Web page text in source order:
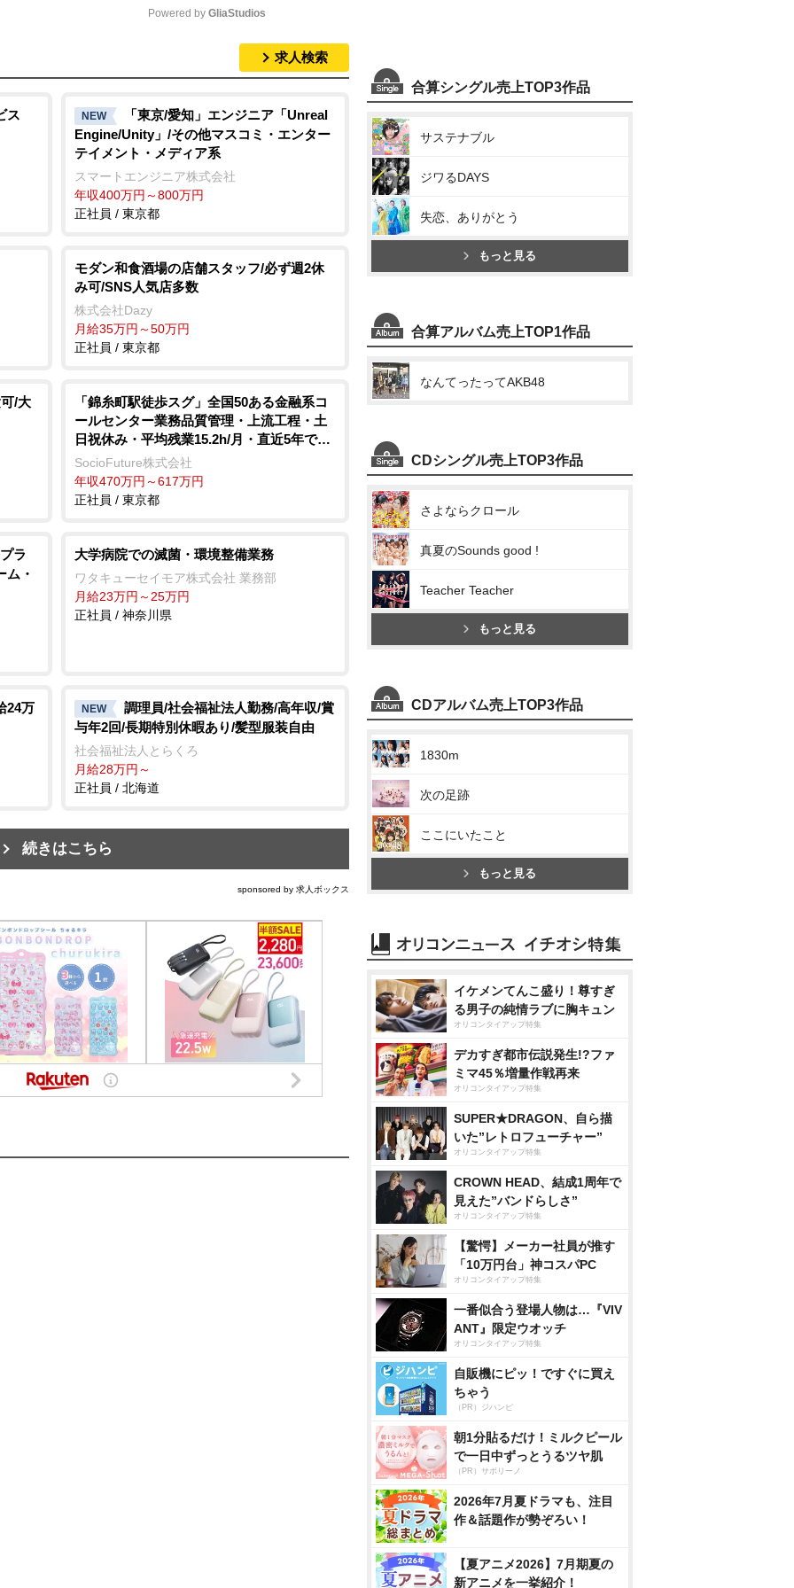
t
e
Powered by GliaStudios
求人検索
ス NEW
「東京/愛知」エンジニア「Unreal
Engine/Unity」/その他マスコミ・エンター
テイメント・メディア系
スマートエンジニア株式会社
年収400万円～800万円
正社員 / 東京都
モダン和食酒場の店舗スタッフ/必ず週2休
み可/SNS人気店多数
株式会社Dazy
月給35万円～50万円
正社員 / 東京都
/大
「錦糸町駅徒歩スグ」全国50ある金融系コ
ールセンター業務品質管理・上流工程・土
日祝休み・平均残業15.2h/月・直近5年で売
上約81億増/インターネット/Webサービス・
ASP
SocioFuture株式会社
年収470万円～617万円
正社員 / 東京都
ラ
ム・
大学病院での滅菌・環境整備業務
ワタキューセイモア株式会社 業務部
月給23万円～25万円
正社員 / 神奈川県
24万 NEW
調理員/社会福祉法人勤務/高年収/賞
与年2回/長期特別休暇あり/髪型服装自由
社会福祉法人とらくろ
月給28万円～
正社員 / 北海道
続きはこちら
sponsored by 求人ボックス
合算シングル売上TOP3作品
サステナブル
ジワるDAYS
失恋、ありがとう
もっと見る
合算アルバム売上TOP1作品
なんてったってAKB48
CDシングル売上TOP3作品
さよならクロール
真夏のSounds good !
Teacher Teacher
もっと見る
CDアルバム売上TOP3作品
1830m
次の足跡
ここにいたこと
もっと見る
イケメンてんこ盛り！尊すぎ
る男子の純情ラブに胸キュン
オリコンタイアップ特集
デカすぎ都市伝説発生!?ファ
ミマ45％増量作戦再来
オリコンタイアップ特集
SUPER★DRAGON、自ら描
いた”レトロフューチャー”
オリコンタイアップ特集
CROWN HEAD、結成1周年で
見えた”バンドらしさ”
オリコンタイアップ特集
【驚愕】メーカー社員が推す
「10万円台」神コスパPC
オリコンタイアップ特集
一番似合う登場人物は…『VIV
ANT』限定ウオッチ
オリコンタイアップ特集
自販機にピッ！ですぐに買え
ちゃう
（PR）ジハンピ
朝1分貼るだけ！ミルクピール
で一日中ずっとうるツヤ肌
（PR）サボリーノ
2026年7月夏ドラマも、注目
作＆話題作が勢ぞろい！
【夏アニメ2026】7月期夏の
新アニメを一挙紹介！